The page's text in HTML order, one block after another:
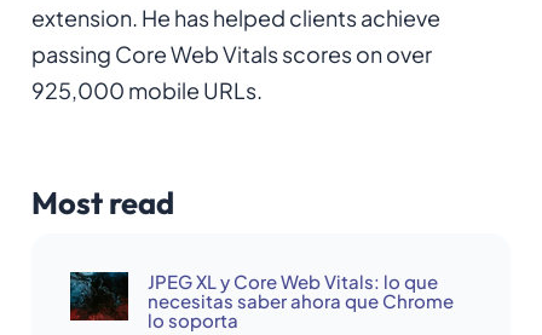
extension. He has helped clients achieve
passing Core Web Vitals scores on over
925,000 mobile URLs.
Most read
JPEG XL y Core Web Vitals: lo que
necesitas saber ahora que Chrome
lo soporta